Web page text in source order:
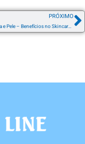
PRÓXIMO
Erva-Cidreira e Pele – Benefícios no Skincare e Saúde